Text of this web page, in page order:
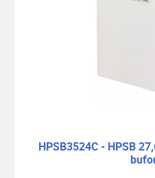
HPSB3524C - HPSB